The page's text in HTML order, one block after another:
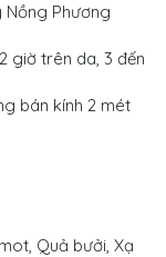
Nồng Phương
giờ trên da, 3 đến
bán kính 2 mét
Quả bưởi, Xạ